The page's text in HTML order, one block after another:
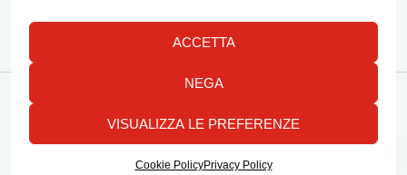
ACCETTA
NEGA
VISUALIZZA LE PREFERENZE
Cookie PolicyPrivacy Policy